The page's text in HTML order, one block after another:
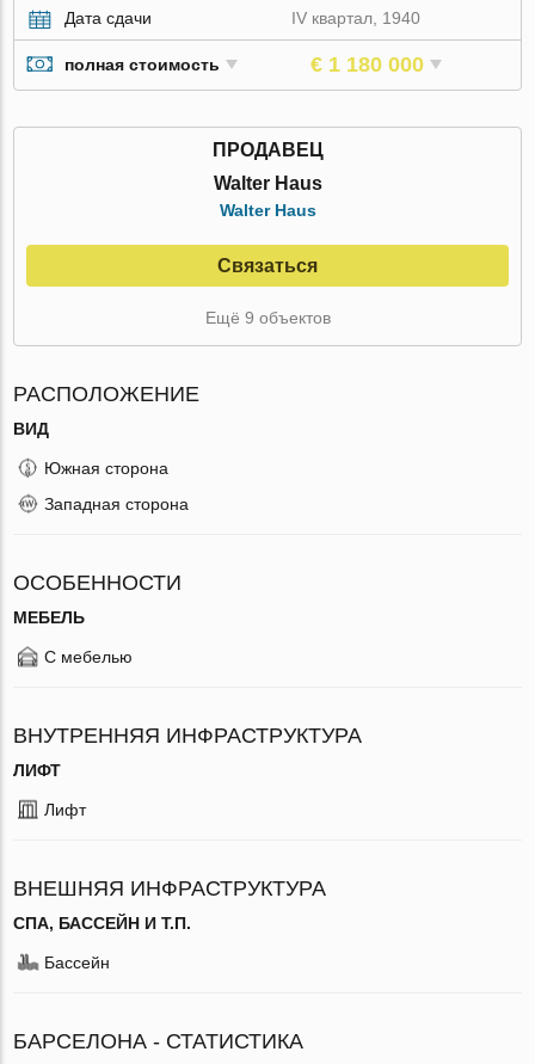
Дата сдачи
IV квартал, 1940
полная стоимость € 1 180 000
ПРОДАВЕЦ
Walter Haus
Walter Haus
Связаться
Ещё 9 объектов
РАСПОЛОЖЕНИЕ
ВИД
Южная сторона
Западная сторона
ОСОБЕННОСТИ
МЕБЕЛЬ
С мебелью
ВНУТРЕННЯЯ ИНФРАСТРУКТУРА
ЛИФТ
Лифт
ВНЕШНЯЯ ИНФРАСТРУКТУРА
СПА, БАССЕЙН И Т.П.
Бассейн
БАРСЕЛОНА - СТАТИСТИКА